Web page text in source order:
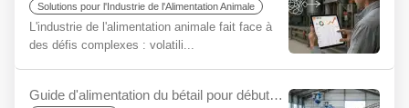
Solutions pour l'Industrie de l'Alimentation Animale
L'industrie de l'alimentation animale fait face à
des défis complexes : volatili...
Guide d'alimentation du bétail pour débutants